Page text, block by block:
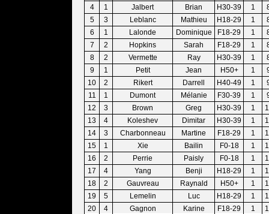
4 1 Jalbert Brian H30-39 1
5
3 Leblanc Mathieu H18-29 1
6
1 Lalonde Dominique F18-29 1
7
2 Hopkins Sarah F18-29 1
8
2 Vermette Ray H30-39 1
9
1 Petit Jean H50+ 1
10
2 Rikert Darrell H40-49 1
11
1 Dumont Mélanie F30-39 1
12
3 Brown Greg H30-39 1
13
4 Koleshev Dimitar H30-39 1
14
3 Charbonneau Martine F18-29 1
15
1 Xie Bailin F0-18 1
16
2 Perrie Paisly F0-18 1
17
4 Yang Benji H18-29 1
18
2 Gauvreau Raynald H50+ 1
19
5 Lemelin Luc H18-29 1
20
4 Gagnon Karine F18-29 1